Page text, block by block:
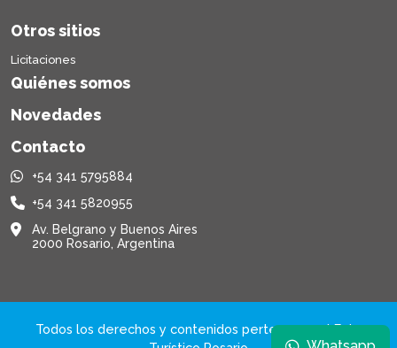
Otros sitios
Licitaciones
Quiénes somos
Novedades
Contacto
+54 341 5795884
+54 341 5820955
Av. Belgrano y Buenos Aires
2000 Rosario, Argentina
Todos los derechos y contenidos pertenecen al Ente